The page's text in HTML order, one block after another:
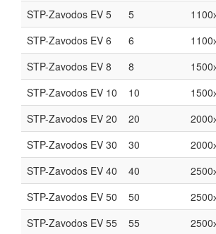
STP-Zavodos EV 5
5
STP-Zavodos EV 6
6
STP-Zavodos EV 8
8
STP-Zavodos EV 10
10
STP-Zavodos EV 20
20
STP-Zavodos EV 30
30
STP-Zavodos EV 40
40
STP-Zavodos EV 50
50
STP-Zavodos EV 55
55